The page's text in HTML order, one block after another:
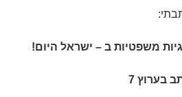
משפטיות ב – ישראל היום!
בערוץ 7